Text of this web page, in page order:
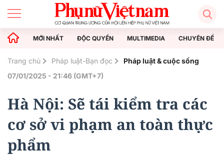
MỚI NHẤT ĐỘC QUYỀN MULTIMEDIA CHUYÊN ĐỀ
Trang chủ Pháp luật-Bạn đọc
Pháp luật & cuộc sống
07/01/2025 - 21:46 (GMT+7)
Hà Nội: Sẽ tái kiểm tra các
cơ sở vi phạm an toàn thực
phẩm